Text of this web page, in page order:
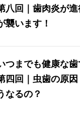
八回｜歯肉炎が
襲います！
つまでも健康な歯
四回｜虫歯の原
なるの？